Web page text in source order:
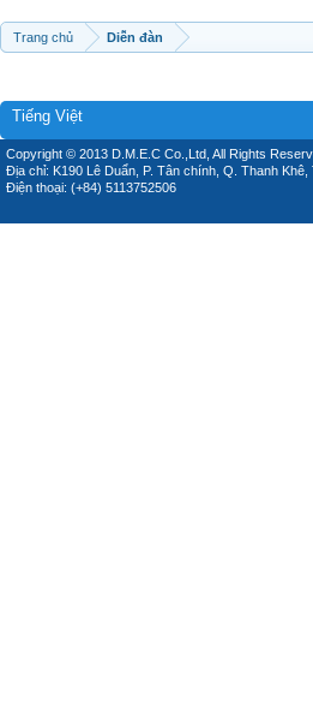
Trang chủ Diễn đàn
Tiếng Việt
Copyright © 2013 D.M.E.C Co.,Ltd, All Rights
Địa chỉ: K190 Lê Duẩn, P. Tân chính, Q. Thanh Khê,
Điện thoại: (+84) 5113752506